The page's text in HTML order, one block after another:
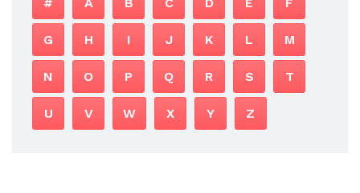
G H I J K L M
N O P Q R S T
U V W X Y Z